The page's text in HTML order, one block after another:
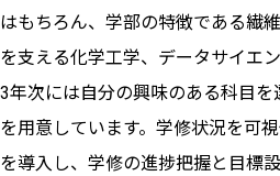
はもちろん、学部の特徴である繊
を支える化学工学、データサイエ
3年次には自分の興味のある科目を
を用意しています。学修状況を可
を導入し、学修の進捗把握と目標